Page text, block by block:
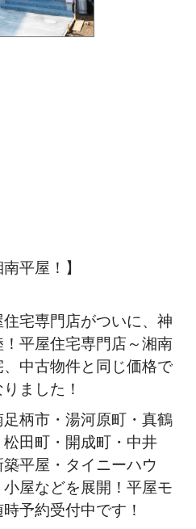
平屋！】
宅専門店がついに、神
平屋住宅専門店～湘南
中古物件と同じ価格で
ました！
柄市・湯河原町・真鶴
田町・開成町・中井
平屋・タイニーハウ
屋などを展開！平屋モ
予約受付中です！